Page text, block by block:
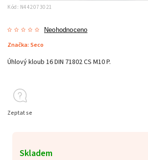
Kód: N442073021
Neohodnoceno
Značka: Seco
Skladem
Úhlový kloub 16 DIN 71802 CS M10 P.
Zeptat se